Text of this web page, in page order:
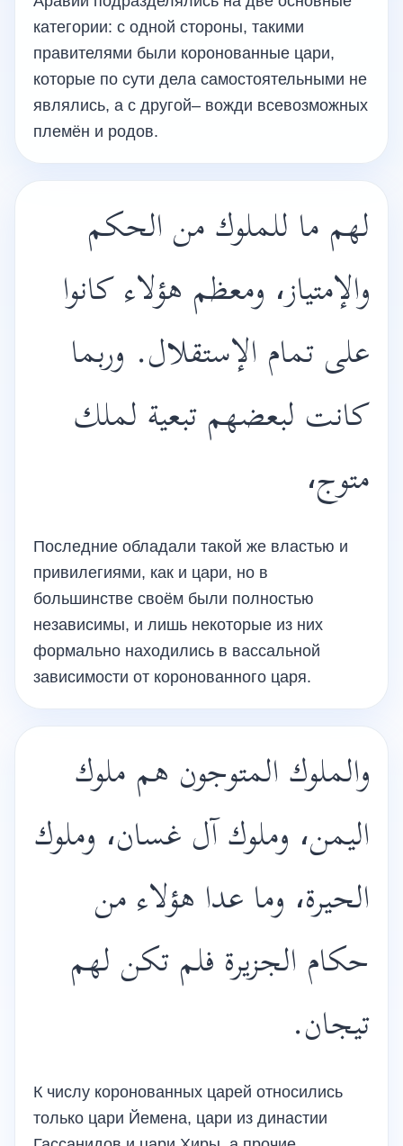
категории: с одной стороны, такими
правителями были коронованные цари,
которые по сути дела самостоятельными не
являлись, а с другой– вожди всевозможных
племён и родов.
لهم ما للملوك من الحكم
والإمتياز، ومعظم هؤلاء كانوا
على تمام الإستقلال. وربما
كانت لبعضهم تبعية لملك
متوج،
Последние обладали такой же властью и
привилегиями, как и цари, но в
большинстве своём были полностью
независимы, и лишь некоторые из них
формально находились в вассальной
зависимости от коронованного царя.
والملوك المتوجون هم ملوك
اليمن، وملوك آل غسان، وملوك
الحيرة، وما عدا هؤلاء من
حكام الجزيرة فلم تكن لهم
تيجان.
К числу коронованных царей относились
только цари Йемена, цари из династии